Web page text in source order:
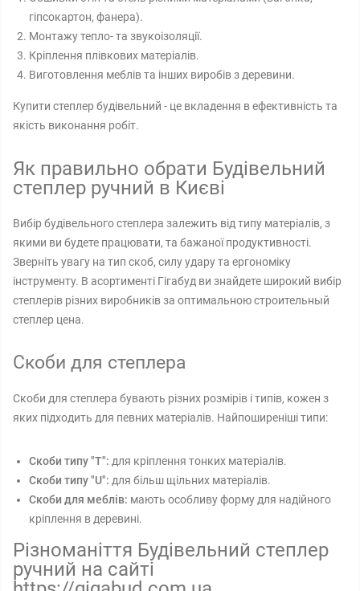
гіпсокартон, фанера).
Монтажу тепло- та звукоізоляції.
Кріплення плівкових матеріалів.
Виготовлення меблів та інших виробів з деревини.
Купити степлер будівельний - це вкладення в ефективність та
якість виконання робіт.
Як правильно обрати Будівельний
степлер ручний в Києві
Вибір будівельного степлера залежить від типу матеріалів, з
якими ви будете працювати, та бажаної продуктивності.
Зверніть увагу на тип скоб, силу удару та ергономіку
інструменту. В асортименті Гігабуд ви знайдете широкий вибір
степлерів різних виробників за оптимальною строительный
степлер цена.
Скоби для степлера
Скоби для степлера бувають різних розмірів і типів, кожен з
яких підходить для певних матеріалів. Найпоширеніші типи:
Скоби типу "Т": для кріплення тонких матеріалів.
Скоби типу "U": для більш щільних матеріалів.
Скоби для меблів: мають особливу форму для надійного
кріплення в деревині.
Різноманіття Будівельний степлер
ручний на сайті